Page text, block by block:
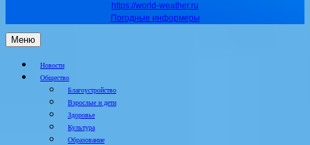
https://world-weather.ru
Погодные информеры
Меню
Новости
Общество
Благоустройство
Взрослые и дети
Здоровье
Культура
Образование